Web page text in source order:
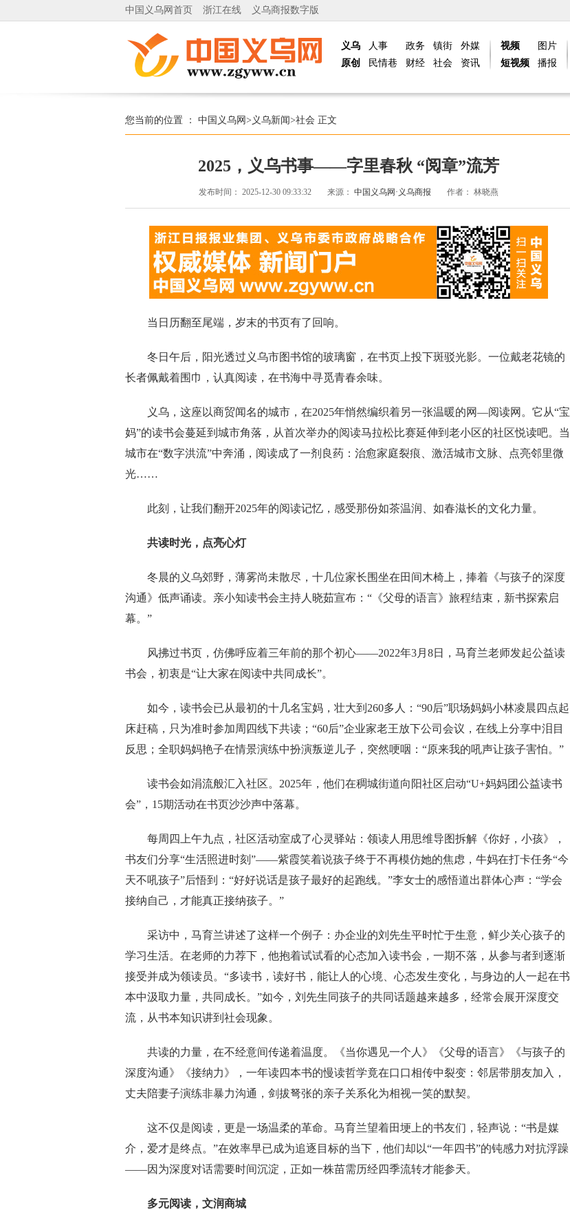
中国义乌网首页 浙江在线 义乌商报数字版
义乌
原创
人事
民情巷
政务
财经
镇街
社会
外媒
资讯
视频
短视频
图片
播报
您当前的位置 ： 中国义乌网 > 义乌新闻>社会 正文
2025，义乌书事——字里春秋 “阅章”流芳
发布时间： 2025-12-30 09:33:32 来源： 中国义乌网·义乌商报 作者： 林晓燕
当日历翻至尾端，岁末的书页有了回响。
冬日午后，阳光透过义乌市图书馆的玻璃窗，在书页上投下斑驳光影。一位戴老花镜的
长者佩戴着围巾，认真阅读，在书海中寻觅青春余味。
义乌，这座以商贸闻名的城市，在2025年悄然编织着另一张温暖的网—阅读网。它从“宝
妈”的读书会蔓延到城市角落，从首次举办的阅读马拉松比赛延伸到老小区的社区悦读吧。当
城市在“数字洪流”中奔涌，阅读成了一剂良药：治愈家庭裂痕、激活城市文脉、点亮邻里微
光……
此刻，让我们翻开2025年的阅读记忆，感受那份如茶温润、如春滋长的文化力量。
共读时光，点亮心灯
冬晨的义乌郊野，薄雾尚未散尽，十几位家长围坐在田间木椅上，捧着《与孩子的深度
沟通》低声诵读。亲小知读书会主持人晓茹宣布：“《父母的语言》旅程结束，新书探索启
幕。”
风拂过书页，仿佛呼应着三年前的那个初心——2022年3月8日，马育兰老师发起公益读
书会，初衷是“让大家在阅读中共同成长”。
如今，读书会已从最初的十几名宝妈，壮大到260多人：“90后”职场妈妈小林凌晨四点起
床赶稿，只为准时参加周四线下共读；“60后”企业家老王放下公司会议，在线上分享中泪目
反思；全职妈妈艳子在情景演练中扮演叛逆儿子，突然哽咽：“原来我的吼声让孩子害怕。”
读书会如涓流般汇入社区。2025年，他们在稠城街道向阳社区启动“U+妈妈团公益读书
会”，15期活动在书页沙沙声中落幕。
每周四上午九点，社区活动室成了心灵驿站：领读人用思维导图拆解《你好，小孩》，
书友们分享“生活照进时刻”——紫霞笑着说孩子终于不再模仿她的焦虑，牛妈在打卡任务“今
天不吼孩子”后悟到：“好好说话是孩子最好的起跑线。”李女士的感悟道出群体心声：“学会
接纳自己，才能真正接纳孩子。”
采访中，马育兰讲述了这样一个例子：办企业的刘先生平时忙于生意，鲜少关心孩子的
学习生活。在老师的力荐下，他抱着试试看的心态加入读书会，一期不落，从参与者到逐渐
接受并成为领读员。“多读书，读好书，能让人的心境、心态发生变化，与身边的人一起在书
本中汲取力量，共同成长。”如今，刘先生同孩子的共同话题越来越多，经常会展开深度交
流，从书本知识讲到社会现象。
共读的力量，在不经意间传递着温度。《当你遇见一个人》《父母的语言》《与孩子的
深度沟通》《接纳力》，一年读四本书的慢读哲学竟在口口相传中裂变：邻居带朋友加入，
丈夫陪妻子演练非暴力沟通，剑拔弩张的亲子关系化为相视一笑的默契。
这不仅是阅读，更是一场温柔的革命。马育兰望着田埂上的书友们，轻声说：“书是媒
介，爱才是终点。”在效率早已成为追逐目标的当下，他们却以“一年四书”的钝感力对抗浮躁
——因为深度对话需要时间沉淀，正如一株苗需历经四季流转才能参天。
多元阅读，文润商城